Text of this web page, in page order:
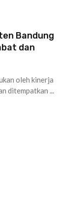
Bandung
dan
oleh kinerja
ditempatkan ...